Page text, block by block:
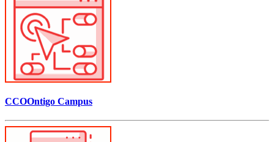
CCOOntigo Campus